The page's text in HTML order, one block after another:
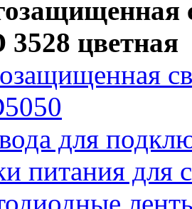
3528 цветная
для
питания для